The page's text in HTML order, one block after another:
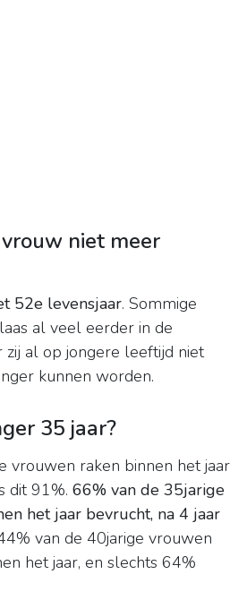
niet meer
52e levensjaar. Sommige
al veel eerder in de
zij al op jongere leeftijd niet
kunnen worden.
35 jaar?
vrouwen raken binnen het jaar
dit 91%. 66% van de 35jarige
het jaar bevrucht, na 4 jaar
van de 40jarige vrouwen
het jaar, en slechts 64%